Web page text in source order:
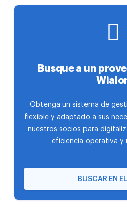
Busque a un
Obtenga un sistema de
flexible y adaptado a sus
nuestros socios para
eficiencia operativa y
BUSCAR EN